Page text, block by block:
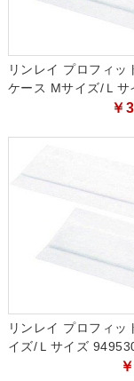
リンレイ プロフィ
ケース Mサイズ/Ｌ
￥
リンレイ プロフィ
イズ/Ｌサイズ